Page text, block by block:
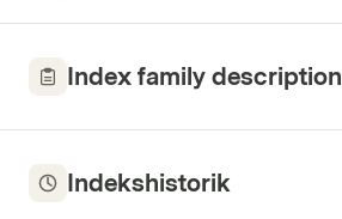
Index family description
Indekshistorik